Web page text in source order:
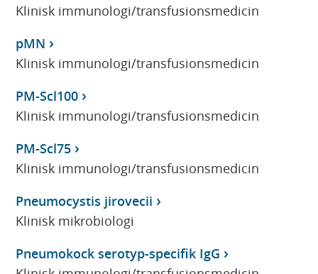
Klinisk immunologi/transfusionsmedicin
pMN
Klinisk immunologi/transfusionsmedicin
PM-Scl100
Klinisk immunologi/transfusionsmedicin
PM-Scl75
Klinisk immunologi/transfusionsmedicin
Pneumocystis jirovecii
Klinisk mikrobiologi
Pneumokock serotyp-specifik IgG